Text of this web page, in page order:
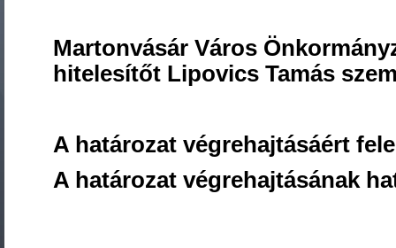
Martonvásár Város
hitelesítőt Lipovics Tamás
A határozat végrehajtásáért
A határozat végrehajtásának